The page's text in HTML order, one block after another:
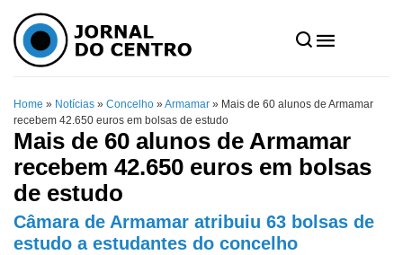
Home » Notícias » Concelho »Armamar » Mais de 60 alunos de Armamar
recebem 42.650 euros em bolsas de estudo
Mais de 60 alunos de Armamar
recebem 42.650 euros em bolsas
de estudo
Câmara de Armamar atribuiu 63 bolsas de
estudo a estudantes do concelho